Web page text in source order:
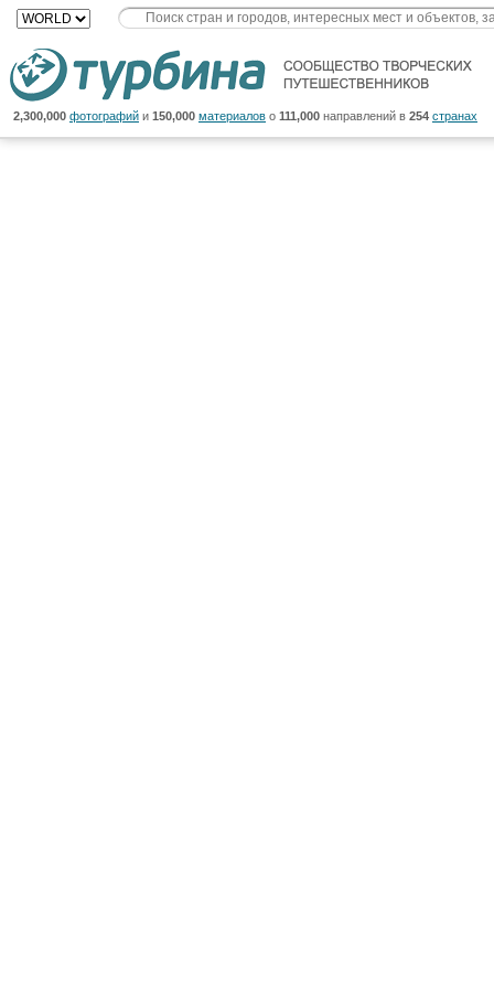
2,300,000 фотографий и 150,000 материалов о 111,000 направлений в 254 странах